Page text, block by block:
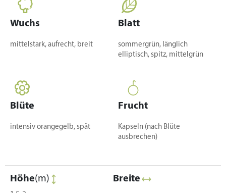
Wuchs
mittelstark, aufrecht, breit
Blatt
sommergrün, länglich
elliptisch, spitz, mittelgrün
Blüte
intensiv orangegelb, spät
Frucht
Kapseln (nach Blüte
ausbrechen)
Höhe(m) Breite